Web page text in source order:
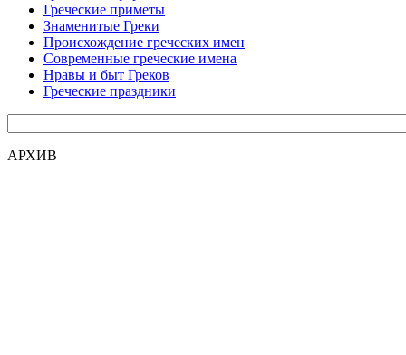
Греческие приметы
Знаменитые Греки
Происхождение греческих имен
Современные греческие имена
Нравы и быт Греков
Греческие праздники
АРХИВ